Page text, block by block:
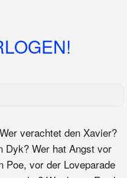
verachtet den Xavier?
Dyk? Wer hat Angst vor
Poe, vor der Loveparade